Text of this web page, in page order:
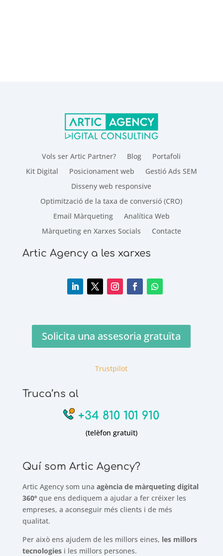
Vols ser Artic Partner? Blog
Portafoli
Kit Digital
Posicionament web
Gestió Ads SEM
Disseny web responsive
Optimització de la taxa de conversió (CRO)
Email Màrqueting
Analítica Web
Màrqueting en Xarxes Socials
Contacte
Artic Agency a les xarxes
Solicita una assesoria gratuïta
Trustpilot
Truca’ns al
+34 810 101 910
(telèfon gratuït)
Quí som Artic Agency?
Artic Agency som una agència de màrqueting digital
360ºque ens dediquem a ajudar a fer créixer les
empreses, a aconseguir més clients i de més
qualitat.
Per això ens ajudem de les millors eines, les millors
tecnologiesi les millors persones.